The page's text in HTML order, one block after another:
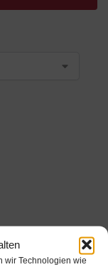
wir Technologien wie